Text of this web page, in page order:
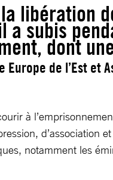
libération
subis
dont
de l’Est et
à
notamment les